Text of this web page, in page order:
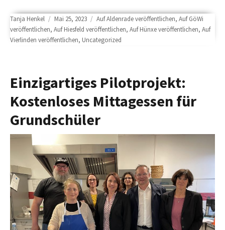
Author
Tanja Henkel
Posted
on
Mai 25, 2023 Categories
Auf Aldenrade veröffentlichen, Auf GöWi
veröffentlichen, Auf Hiesfeld veröffentlichen, Auf Hünxe veröffentlichen, Auf
Vierlinden veröffentlichen, Uncategorized
Einzigartiges Pilotprojekt:
Kostenloses Mittagessen für
Grundschüler